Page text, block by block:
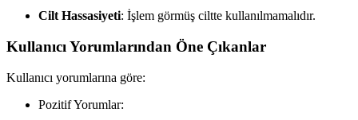
Cilt Hassasiyeti: İşlem görmüş ciltte kullanılmamalıdır.
Kullanıcı Yorumlarından Öne Çıkanlar
Kullanıcı yorumlarına göre:
Pozitif Yorumlar: